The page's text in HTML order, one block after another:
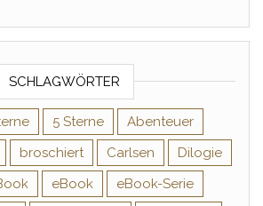
SCHLAGWÖRTER
5 Sterne
Abenteuer
broschiert Carlsen
Dilogie
eBook
eBook-Serie